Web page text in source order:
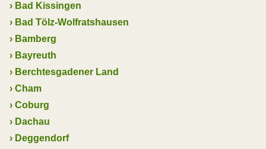
› Bad Kissingen
› Bad Tölz-Wolfratshausen
› Bamberg
› Bayreuth
› Berchtesgadener Land
› Cham
› Coburg
› Dachau
› Deggendorf